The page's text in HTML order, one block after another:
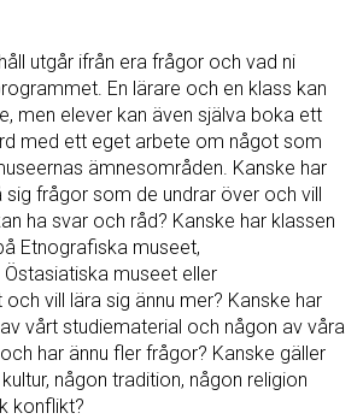
utgår ifrån era frågor och vad ni
En lärare och en klass kan
men elever kan även själva boka ett
med ett eget arbete om något som
ämnesområden. Kanske har
sig frågor som de undrar över och vill
ha svar och råd? Kanske har klassen
Etnografiska museet,
museet eller
vill lära sig ännu mer? Kanske har
vårt studiematerial och någon av våra
har ännu fler frågor? Kanske gäller
någon tradition, någon religion
konflikt?